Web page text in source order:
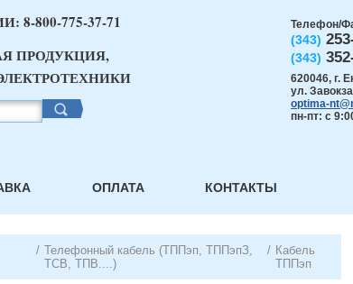
Телефон/
(343)
(343)
620046, г.
ул.
optima-
пн-пт: с
8-800-775-37-71
ПРОДУКЦИЯ,
ОПЛАТА КОНТАКТЫ
/ Телефонный кабель (ТППэп, ТППэпЗ,
ТСВ, ТПВ....)
/ Кабель
ТППэп